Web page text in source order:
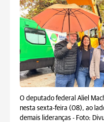
O deputado federal Aliel
nesta sexta-feira (08), ao
demais lideranças - Foto: